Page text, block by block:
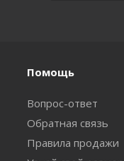
Помощь
Вопрос-ответ
Обратная связь
Правила продажи